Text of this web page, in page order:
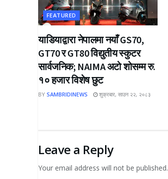
FEATURED
याडियाद्वारा नेपालमा नयाँ GS70,
GT70 र GT80 विद्युतीय स्कुटर
सार्वजनिक; NAIMA अटो शोसम्म रु.
१० हजार विशेष छुट
BY SAMBRIDINEWS शुक्रबार, साउन २२, २०८३
Leave a Reply
Your email address will not be published.